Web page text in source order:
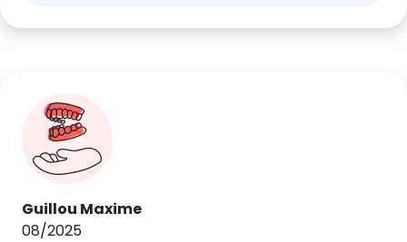
Guillou Maxime
08/2025